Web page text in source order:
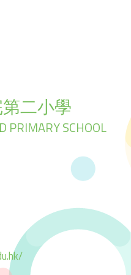
二小學
PRIMARY SCHOOL